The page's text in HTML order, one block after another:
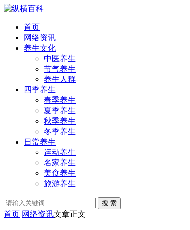
首页
网络资讯
养生文化
中医养生
节气养生
养生人群
四季养生
春季养生
夏季养生
秋季养生
冬季养生
日常养生
运动养生
名家养生
美食养生
旅游养生
搜 索
首页 网络资讯文章正文